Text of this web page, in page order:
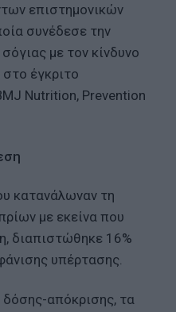
επιστημονικών
συνέδεσε την
με τον κίνδυνο
έγκριτο
Nutrition, Prevention
κατανάλωναν τη
με εκείνα που
διαπιστώθηκε 16%
υπέρτασης.
απόκρισης, τα